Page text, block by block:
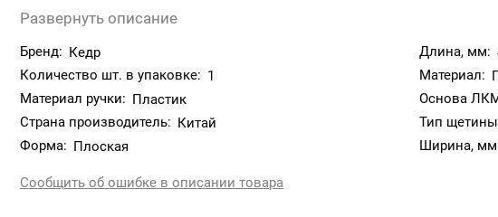
Эффективно использовать кисть для однотипных движений без
мм.
Кисть хорошо впитывает, держит и отдает лакокрасочный материал,
Отверстие на конце кисти позволит повесить ее на стену или
Кисть подходит для работы со всеми лакокрасочными материалами,
поверхностей.
Ширина: 38 мм;
Развернуть описание
Бренд: Кедр Длина, мм:
Количество шт. в упаковке: 1 Материал:
Материал ручки: Пластик Основа
Страна производитель: Китай Тип
Форма: Плоская Ширина,
Сообщить об ошибке в описании товара